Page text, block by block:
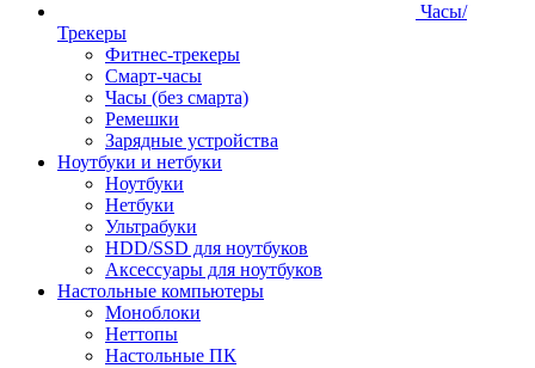
Часы/
Трекеры
Фитнес-трекеры
Смарт-часы
Часы (без смарта)
Ремешки
Зарядные устройства
Ноутбуки и нетбуки
Ноутбуки
Нетбуки
Ультрабуки
HDD/SSD для ноутбуков
Аксессуары для ноутбуков
Настольные компьютеры
Моноблоки
Неттопы
Настольные ПК